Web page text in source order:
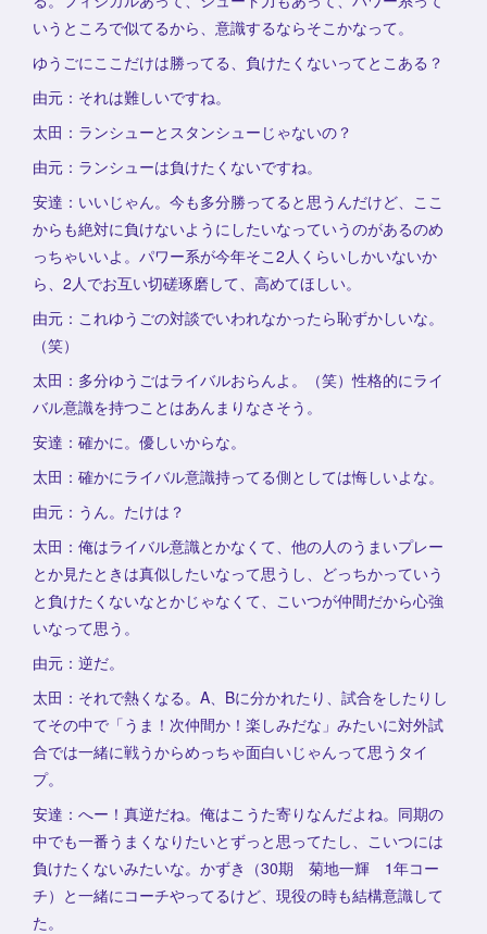
いうところで似てるから、意識するならそこかなって。
ゆうごにここだけは勝ってる、負けたくないってとこある？
由元：それは難しいですね。
太田：ランシューとスタンシューじゃないの？
由元：ランシューは負けたくないですね。
安達：いいじゃん。今も多分勝ってると思うんだけど、ここ
からも絶対に負けないようにしたいなっていうのがあるのめ
っちゃいいよ。パワー系が今年そこ2人くらいしかいないか
ら、2人でお互い切磋琢磨して、高めてほしい。
由元：これゆうごの対談でいわれなかったら恥ずかしいな。
（笑）
太田：多分ゆうごはライバルおらんよ。（笑）性格的にライ
バル意識を持つことはあんまりなさそう。
安達：確かに。優しいからな。
太田：確かにライバル意識持ってる側としては悔しいよな。
由元：うん。たけは？
太田：俺はライバル意識とかなくて、他の人のうまいプレー
とか見たときは真似したいなって思うし、どっちかっていう
と負けたくないなとかじゃなくて、こいつが仲間だから心強
いなって思う。
由元：逆だ。
太田：それで熱くなる。A、Bに分かれたり、試合をしたりし
てその中で「うま！次仲間か！楽しみだな」みたいに対外試
合では一緒に戦うからめっちゃ面白いじゃんって思うタイ
プ。
安達：へー！真逆だね。俺はこうた寄りなんだよね。同期の
中でも一番うまくなりたいとずっと思ってたし、こいつには
負けたくないみたいな。かずき（30期 菊地一輝 1年コー
チ）と一緒にコーチやってるけど、現役の時も結構意識して
た。